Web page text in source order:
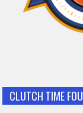
CLUTCH TIME